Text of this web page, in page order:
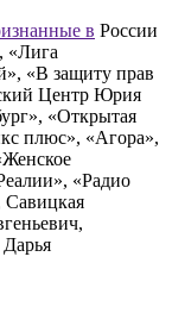
в России
«Лига
«В защиту прав
Центр Юрия
«Открытая
плюс», «Агора»,
«Радио
Савицкая